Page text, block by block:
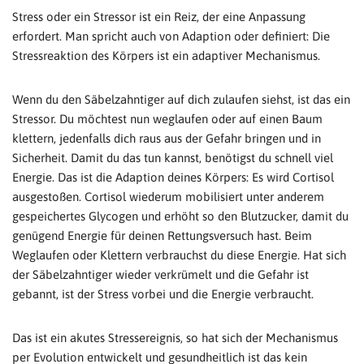
Stress oder ein Stressor ist ein Reiz, der eine Anpassung
erfordert. Man spricht auch von Adaption oder definiert: Die
Stressreaktion des Körpers ist ein adaptiver Mechanismus.
Wenn du den Säbelzahntiger auf dich zulaufen siehst, ist das ein
Stressor. Du möchtest nun weglaufen oder auf einen Baum
klettern, jedenfalls dich raus aus der Gefahr bringen und in
Sicherheit. Damit du das tun kannst, benötigst du schnell viel
Energie. Das ist die Adaption deines Körpers: Es wird Cortisol
ausgestoßen. Cortisol wiederum mobilisiert unter anderem
gespeichertes Glycogen und erhöht so den Blutzucker, damit du
genügend Energie für deinen Rettungsversuch hast. Beim
Weglaufen oder Klettern verbrauchst du diese Energie. Hat sich
der Säbelzahntiger wieder verkrümelt und die Gefahr ist
gebannt, ist der Stress vorbei und die Energie verbraucht.
Das ist ein akutes Stressereignis, so hat sich der Mechanismus
per Evolution entwickelt und gesundheitlich ist das kein